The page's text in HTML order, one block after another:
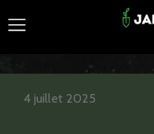
4 juillet 2025